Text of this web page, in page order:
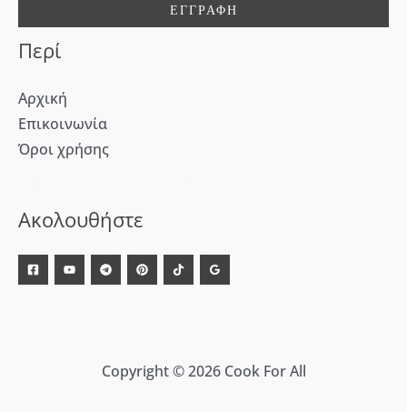
Περί
Αρχική
Επικοινωνία
Όροι χρήσης
Ακολουθήστε
Copyright © 2026 Cook For All